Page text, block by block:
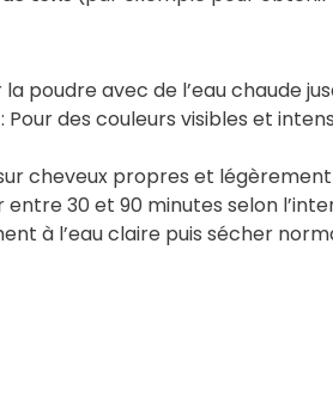
la poudre avec de l’eau chaude
: Pour des couleurs visibles et
cheveux propres et
entre 30 et 90 minutes selon
à l’eau claire puis sécher